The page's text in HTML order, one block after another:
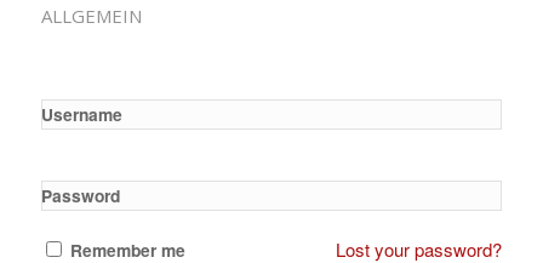
ALLGEMEIN
Username
Password
Remember me Lost your password?